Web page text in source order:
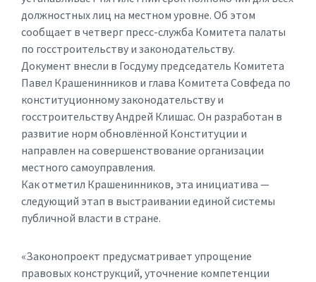
должностных лиц на местном уровне. Об этом
сообщает в четверг пресс-служба Комитета палаты
по госстроительству и законодательству.
Документ внесли в Госдуму председатель Комитета
Павел Крашенинников и глава Комитета Совфеда по
конституционному законодательству и
госстроительству Андрей Клишас. Он разработан в
развитие норм обновлённой Конституции и
направлен на совершенствование организации
местного самоуправления.
Как отметил Крашенинников, эта инициатива —
следующий этап в выстраивании единой системы
публичной власти в стране.
«Законопроект предусматривает упрощение
правовых конструкций, уточнение компетенции